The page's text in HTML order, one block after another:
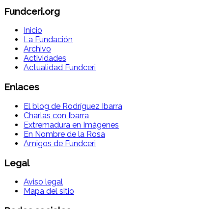
Fundceri.org
Inicio
La Fundación
Archivo
Actividades
Actualidad Fundceri
Enlaces
El blog de Rodríguez Ibarra
Charlas con Ibarra
Extremadura en Imágenes
En Nombre de la Rosa
Amigos de Fundceri
Legal
Aviso legal
Mapa del sitio